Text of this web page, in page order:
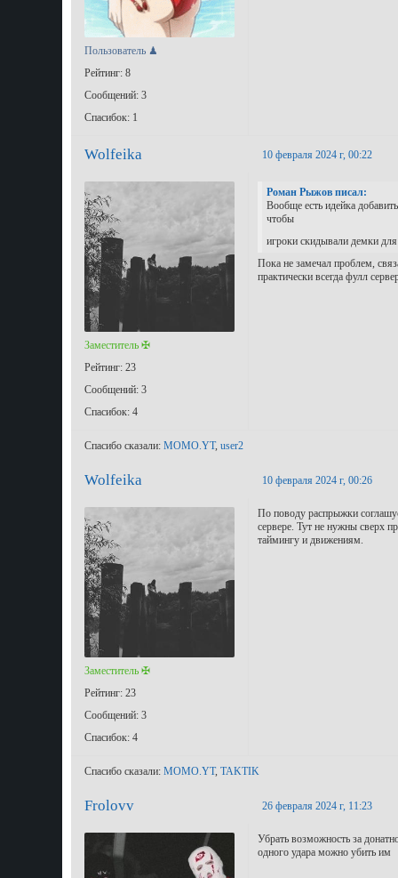
Пользователь ♟
Рейтинг: 8
Сообщений: 3
Спасибок: 1
Wolfeika 10 февраля 2024 г, 00:22
Заместитель ✠
Рейтинг: 23
Сообщений: 3
Спасибок: 4
Роман Рыжов писал:
Вообще есть идейка
чтобы
игроки скидывали демки для
Пока не замечал проблем,
практически всегда фулл
Спасибо сказали: MOMO.YT, user2
Wolfeika 10 февраля 2024 г, 00:26
Заместитель ✠
Рейтинг: 23
Сообщений: 3
Спасибок: 4
По поводу распрыжки
сервере. Тут не нужны сверх
таймингу и движениям.
Спасибо сказали: MOMO.YT, TAKTIK
Frolovv 26 февраля 2024 г, 11:23
Убрать возможность за
одного удара можно убить им